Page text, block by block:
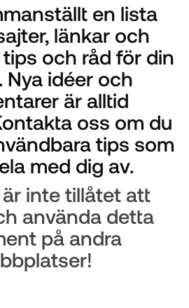
en lista
länkar och
och råd för din
Nya idéer och
är alltid
oss om du
tips som
med dig av.
är inte tillåtet att
använda detta
på andra